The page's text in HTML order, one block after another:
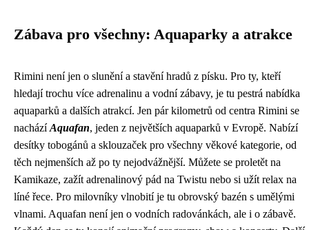
Zábava pro všechny: Aquaparky a atrakce
Rimini není jen o slunění a stavění hradů z písku. Pro ty, kteří
hledají trochu více adrenalinu a vodní zábavy, je tu pestrá nabídka
aquaparků a dalších atrakcí. Jen pár kilometrů od centra Rimini se
nacházíAquafan, jeden z největších aquaparků v Evropě. Nabízí
desítky tobogánů a sklouzaček pro všechny věkové kategorie, od
těch nejmenších až po ty nejodvážnější. Můžete se proletět na
Kamikaze, zažít adrenalinový pád na Twistu nebo si užít relax na
líné řece. Pro milovníky vlnobití je tu obrovský bazén s umělými
vlnami. Aquafan není jen o vodních radovánkách, ale i o zábavě.